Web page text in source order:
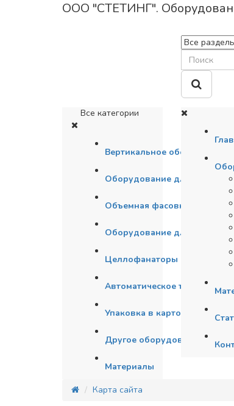
ООО "СТЕТИНГ".
Все категории
Вертикальное оборудование
Оборудование для
Объемная фасовка
Оборудование для
Целлофанаторы
Автоматическое
Упаковка в картонную
Другое оборудование
Материалы
Карта сайта